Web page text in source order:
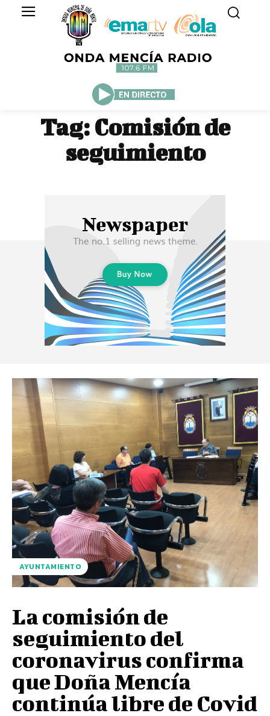
Tag: Comisión de
seguimiento
AYUNTAMIENTO
La comisión de
seguimiento del
coronavirus confirma
que Doña Mencía
continúa libre de Covid